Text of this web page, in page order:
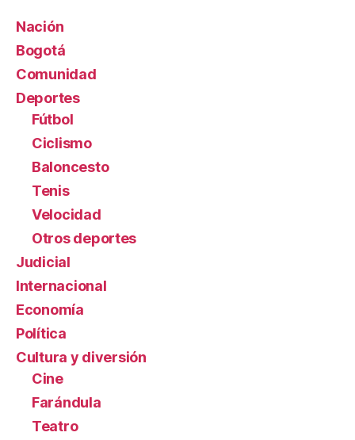
Nación
Bogotá
Comunidad
Deportes
Fútbol
Ciclismo
Baloncesto
Tenis
Velocidad
Otros deportes
Judicial
Internacional
Economía
Política
Cultura y diversión
Cine
Farándula
Teatro